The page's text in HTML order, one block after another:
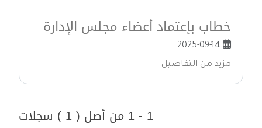
خطاب بإعتماد أعضاء مجلس الإدارة
مزيد من التفاصيل
1 - 1 من أصل ( 1 ) سجلات